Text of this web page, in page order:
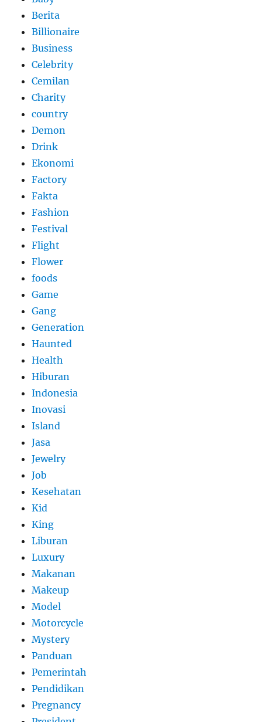
Berita
Billionaire
Business
Celebrity
Cemilan
Charity
country
Demon
Drink
Ekonomi
Factory
Fakta
Fashion
Festival
Flight
Flower
foods
Game
Gang
Generation
Haunted
Health
Hiburan
Indonesia
Inovasi
Island
Jasa
Jewelry
Job
Kesehatan
Kid
King
Liburan
Luxury
Makanan
Makeup
Model
Motorcycle
Mystery
Panduan
Pemerintah
Pendidikan
Pregnancy